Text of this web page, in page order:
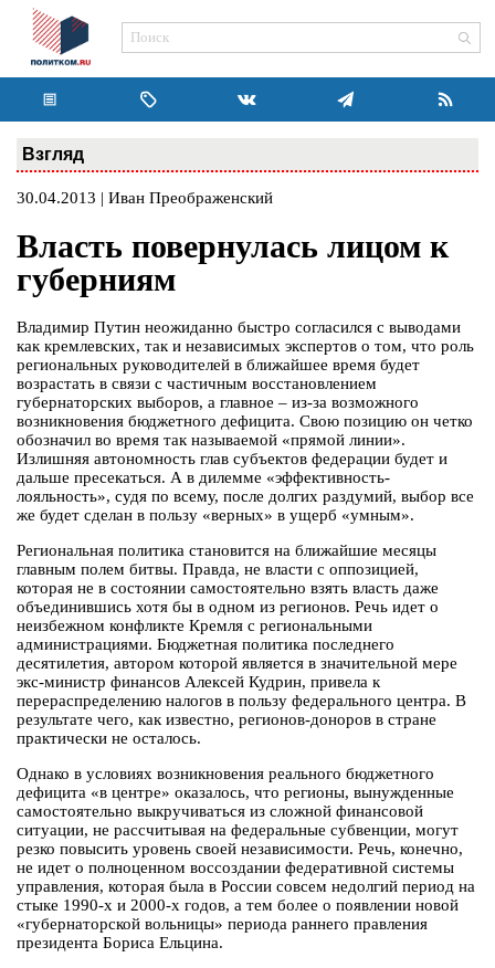
Взгляд
30.04.2013 | Иван Преображенский
Власть повернулась лицом к
губерниям
Владимир Путин неожиданно быстро согласился с выводами
как кремлевских, так и независимых экспертов о том, что роль
региональных руководителей в ближайшее время будет
возрастать в связи с частичным восстановлением
губернаторских выборов, а главное – из-за возможного
возникновения бюджетного дефицита. Свою позицию он четко
обозначил во время так называемой «прямой линии».
Излишняя автономность глав субъектов федерации будет и
дальше пресекаться. А в дилемме «эффективность-
лояльность», судя по всему, после долгих раздумий, выбор все
же будет сделан в пользу «верных» в ущерб «умным».
Региональная политика становится на ближайшие месяцы
главным полем битвы. Правда, не власти с оппозицией,
которая не в состоянии самостоятельно взять власть даже
объединившись хотя бы в одном из регионов. Речь идет о
неизбежном конфликте Кремля с региональными
администрациями. Бюджетная политика последнего
десятилетия, автором которой является в значительной мере
экс-министр финансов Алексей Кудрин, привела к
перераспределению налогов в пользу федерального центра. В
результате чего, как известно, регионов-доноров в стране
практически не осталось.
Однако в условиях возникновения реального бюджетного
дефицита «в центре» оказалось, что регионы, вынужденные
самостоятельно выкручиваться из сложной финансовой
ситуации, не рассчитывая на федеральные субвенции, могут
резко повысить уровень своей независимости. Речь, конечно,
не идет о полноценном воссоздании федеративной системы
управления, которая была в России совсем недолгий период на
стыке 1990-х и 2000-х годов, а тем более о появлении новой
«губернаторской вольницы» периода раннего правления
президента Бориса Ельцина.